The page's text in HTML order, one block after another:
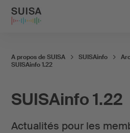
SUISAinfo 1.22
Actualités pour les
A propos de SUISA SUISAinfo
SUISAinfo 1.22